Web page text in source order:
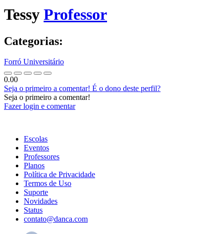
Tessy Professor
Categorias:
Forró Universitário
0.00
Seja o primeiro a comentar! É o dono deste perfil?
Seja o primeiro a comentar!
Fazer login e comentar
Escolas
Eventos
Professores
Planos
Política de Privacidade
Termos de Uso
Suporte
Novidades
Status
contato@danca.com